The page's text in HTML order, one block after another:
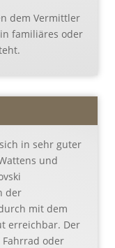
dem Vermittler
familiäres oder
in sehr guter
und
der
mit dem
erreichbar. Der
oder